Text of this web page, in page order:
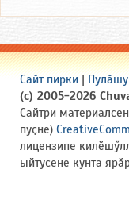
Сайт пирки | Пулӑшу
(c) 2005-2026
Сайтри
пуҫне)
лицензипе
ыйтусене кунта